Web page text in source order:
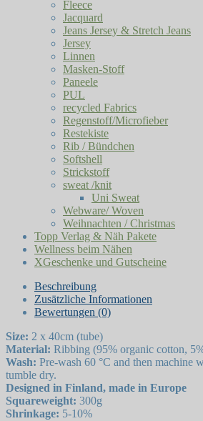
Fleece
Jacquard
Jeans Jersey & Stretch Jeans
Jersey
Linnen
Masken-Stoff
Paneele
PUL
recycled Fabrics
Regenstoff/Microfieber
Restekiste
Rib / Bündchen
Softshell
Strickstoff
sweat /knit
Uni Sweat
Webware/ Woven
Weihnachten / Christmas
Topp Verlag & Näh Pakete
Wellness beim Nähen
XGeschenke und Gutscheine
Beschreibung
Zusätzliche Informationen
Bewertungen (0)
Size: 2 x 40cm (tube)
Material: Ribbing (95% organic cotton,
Wash: Pre-wash 60 °C and then machine
tumble dry.
Designed in Finland, made in Europe
Squareweight: 300g
Shrinkage: 5-10%